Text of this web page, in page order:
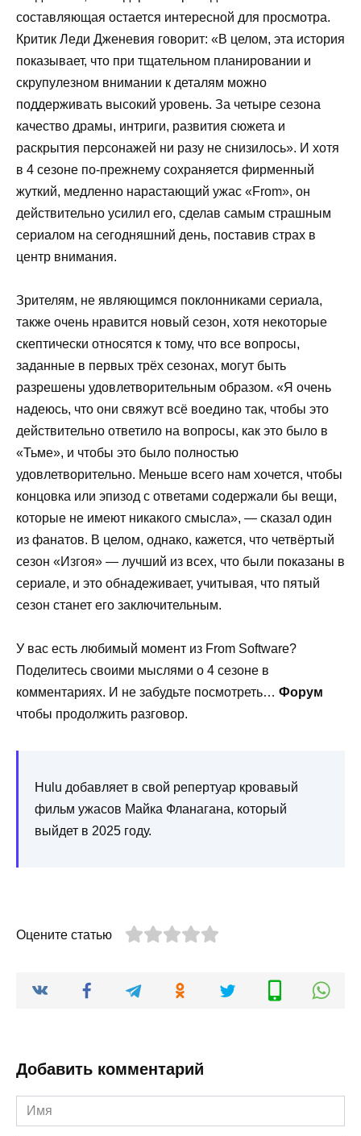
составляющая остается интересной для просмотра.
Критик Леди Дженевия говорит: «В целом, эта история
показывает, что при тщательном планировании и
скрупулезном внимании к деталям можно
поддерживать высокий уровень. За четыре сезона
качество драмы, интриги, развития сюжета и
раскрытия персонажей ни разу не снизилось». И хотя
в 4 сезоне по-прежнему сохраняется фирменный
жуткий, медленно нарастающий ужас «From», он
действительно усилил его, сделав самым страшным
сериалом на сегодняшний день, поставив страх в
центр внимания.
Зрителям, не являющимся поклонниками сериала,
также очень нравится новый сезон, хотя некоторые
скептически относятся к тому, что все вопросы,
заданные в первых трёх сезонах, могут быть
разрешены удовлетворительным образом. «Я очень
надеюсь, что они свяжут всё воедино так, чтобы это
действительно ответило на вопросы, как это было в
«Тьме», и чтобы это было полностью
удовлетворительно. Меньше всего нам хочется, чтобы
концовка или эпизод с ответами содержали бы вещи,
которые не имеют никакого смысла», — сказал один
из фанатов. В целом, однако, кажется, что четвёртый
сезон «Изгоя» — лучший из всех, что были показаны в
сериале, и это обнадеживает, учитывая, что пятый
сезон станет его заключительным.
У вас есть любимый момент из From Software?
Поделитесь своими мыслями о 4 сезоне в
комментариях. И не забудьте посмотреть… Форум
чтобы продолжить разговор.
Hulu добавляет в свой репертуар кровавый
фильм ужасов Майка Фланагана, который
выйдет в 2025 году.
Оцените статью
Добавить комментарий
Имя
*